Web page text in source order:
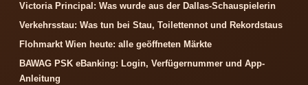
Victoria Principal: Was wurde aus der Dallas-Schauspielerin
Verkehrsstau: Was tun bei Stau, Toilettennot und Rekordstaus
Flohmarkt Wien heute: alle geöffneten Märkte
BAWAG PSK eBanking: Login, Verfügernummer und App-
Anleitung